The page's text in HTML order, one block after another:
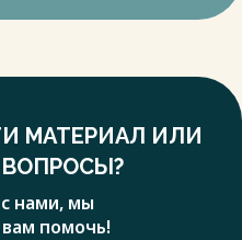
МАТЕРИАЛ ИЛИ
нами, мы
помочь!